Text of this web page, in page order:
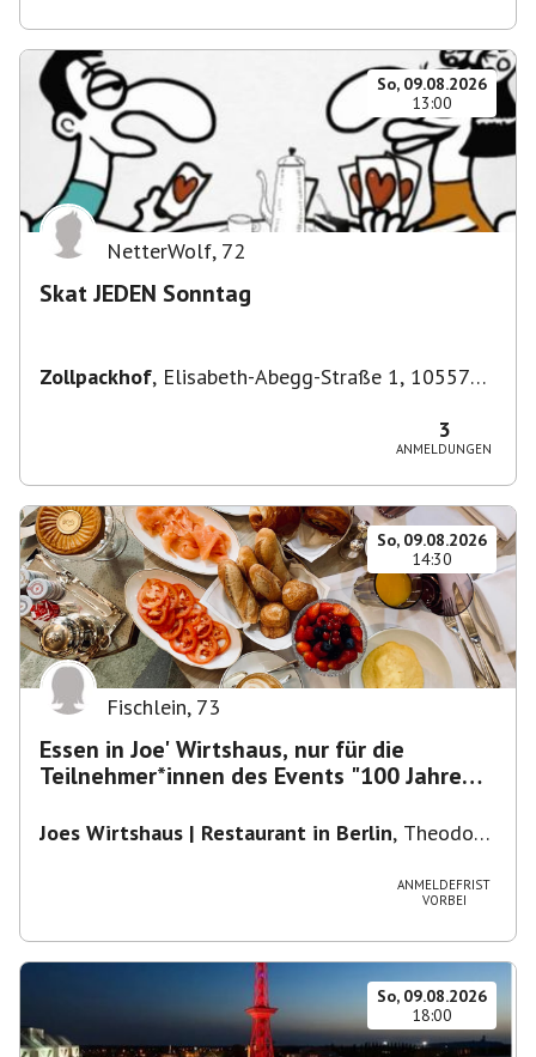
So, 09.08.2026
13:00
NetterWolf, 72
Skat JEDEN Sonntag
Zollpackhof, Elisabeth-Abegg-Straße 1, 10557
3
ANMELDUNGEN
So, 09.08.2026
14:30
Fischlein, 73
Essen in Joe' Wirtshaus, nur für die
Teilnehmer*innen des Events "100 Jahre
Joes Wirtshaus | Restaurant in Berlin, Theodor-
ANMELDEFRIST
VORBEI
So, 09.08.2026
18:00